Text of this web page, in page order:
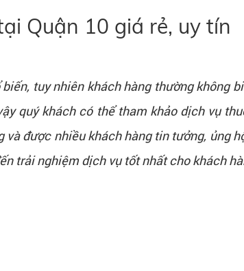
Quận 10 giá rẻ, uy tín
tuy nhiên khách hàng thường không
quý khách có thể tham khảo dịch vụ
được nhiều khách hàng tin tưởng, ủng
trải nghiệm dịch vụ tốt nhất cho khách